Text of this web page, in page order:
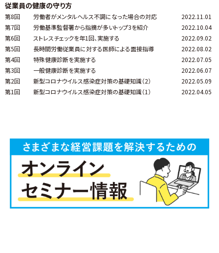
従業員の健康の守り方
第8回 労働者がメンタルヘルス不調になった場合の対応
2022.11.01
第7回
労働基準監督署から指摘が多いトップ3を紹介
2022.10.04
第6回
ストレスチェックを年1回、実施する
2022.09.02
第5回
長時間労働従業員に対する医師による面接指導
2022.08.02
第4回
特殊健康診断を実施する
2022.07.05
第3回
一般健康診断を実施する
2022.06.07
第2回
新型コロナウイルス感染症対策の基礎知識（2）
2022.05.09
第1回
新型コロナウイルス感染症対策の基礎知識（1） 2022.04.05